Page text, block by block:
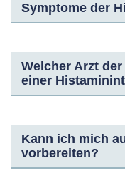
Symptome der
Welcher Arzt
einer
Kann ich mich
vorbereiten?